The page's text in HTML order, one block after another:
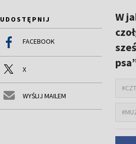
UDOSTĘPNIJ
FACEBOOK
X
WYŚLIJ MAILEM
W